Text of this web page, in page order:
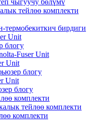
чыгуучу бөлүмү
тейлөө комплекти
термобекиткич бирдиги
Unit
блогу
Fuser Unit
Unit
блогу
Unit
блогу
комплекти
тейлөө комплекти
комплекти